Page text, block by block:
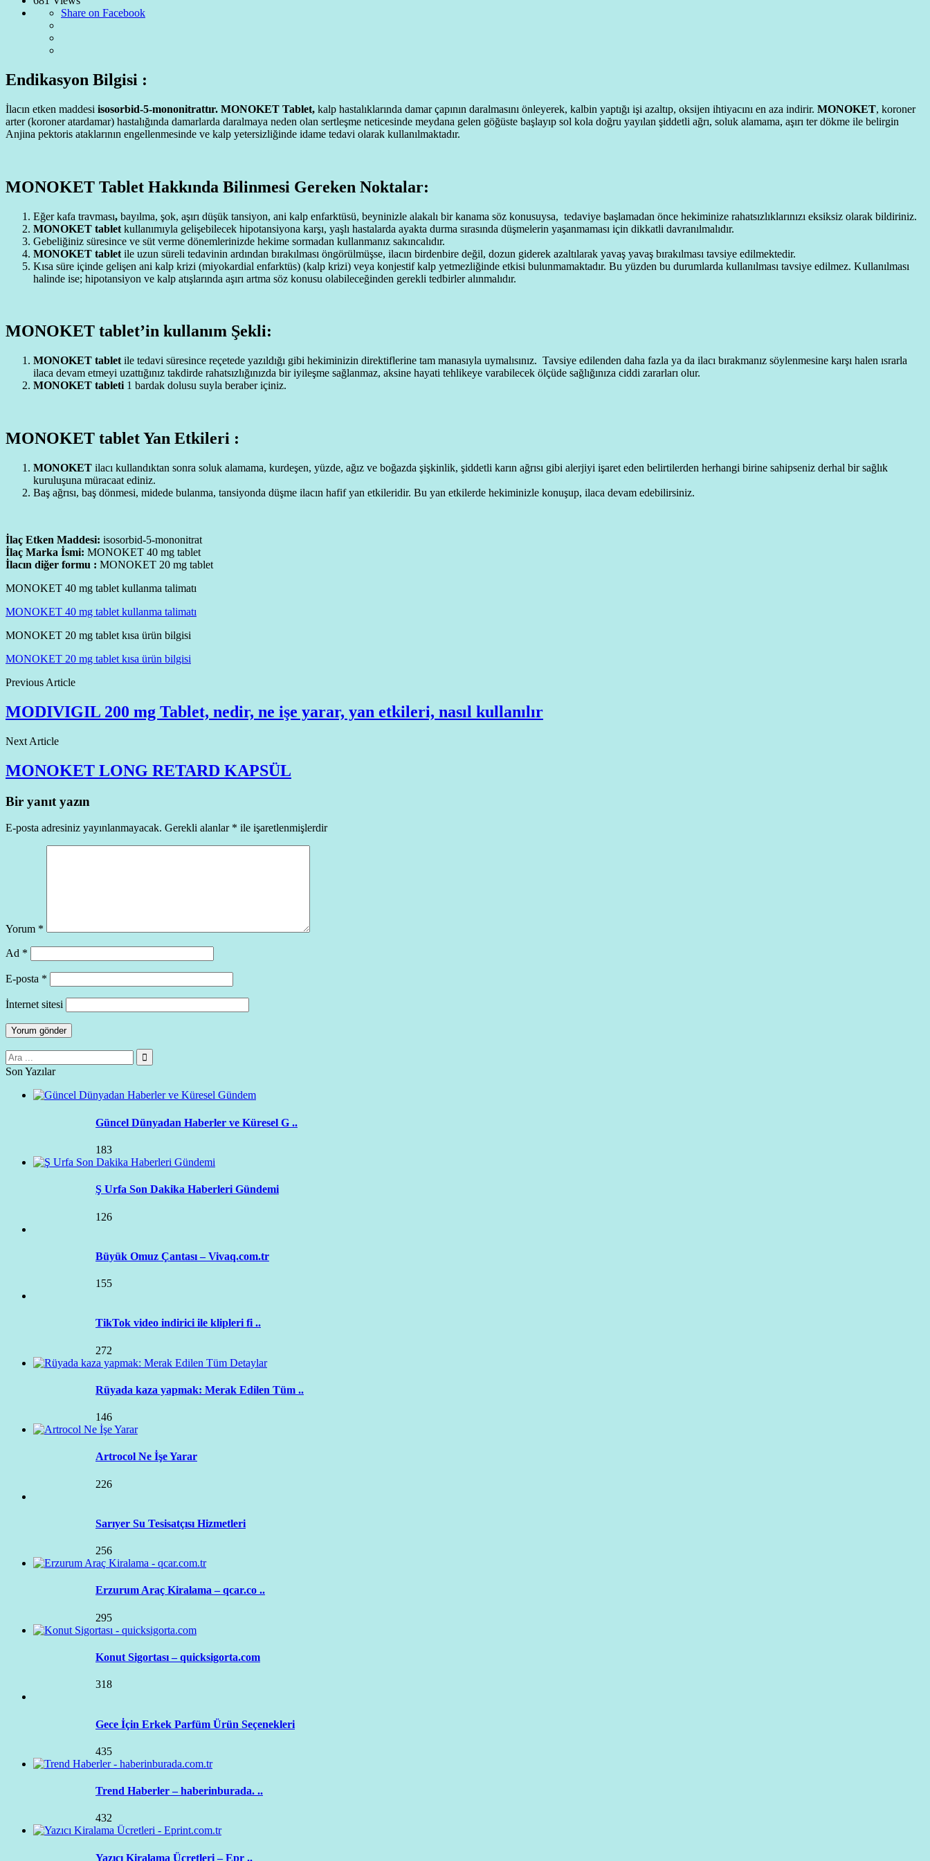
Share on Facebook
Endikasyon Bilgisi :
İlacın etken maddesi isosorbid-5-mononitrattır. MONOKET Tablet, kalp hastalıklarında damar çapının daralmasını önleyerek, kalbin yaptığı işi azaltıp, oksijen ihtiyacını en aza indirir. MONOKET, koroner
arter (koroner atardamar) hastalığında damarlarda daralmaya neden olan sertleşme neticesinde meydana gelen göğüste başlayıp sol kola doğru yayılan şiddetli ağrı, soluk alamama, aşırı ter dökme ile belirgin
Anjina pektoris ataklarının engellenmesinde ve kalp yetersizliğinde idame tedavi olarak kullanılmaktadır.
MONOKET Tablet Hakkında Bilinmesi Gereken Noktalar:
Eğer kafa travması, bayılma, şok, aşırı düşük tansiyon, ani kalp enfarktüsü, beyninizle alakalı bir kanama söz konusuysa, tedaviye başlamadan önce hekiminize rahatsızlıklarınızı eksiksiz olarak bildiriniz.
MONOKET tablet kullanımıyla gelişebilecek hipotansiyona karşı, yaşlı hastalarda ayakta durma sırasında düşmelerin yaşanmaması için dikkatli davranılmalıdır.
Gebeliğiniz süresince ve süt verme dönemlerinizde hekime sormadan kullanmanız sakıncalıdır.
MONOKET tablet ile uzun süreli tedavinin ardından bırakılması öngörülmüşse, ilacın birdenbire değil, dozun giderek azaltılarak yavaş yavaş bırakılması tavsiye edilmektedir.
Kısa süre içinde gelişen ani kalp krizi (miyokardial enfarktüs) (kalp krizi) veya konjestif kalp yetmezliğinde etkisi bulunmamaktadır. Bu yüzden bu durumlarda kullanılması tavsiye edilmez. Kullanılması
halinde ise; hipotansiyon ve kalp atışlarında aşırı artma söz konusu olabileceğinden gerekli tedbirler alınmalıdır.
MONOKET tablet’in kullanım Şekli:
MONOKET tablet ile tedavi süresince reçetede yazıldığı gibi hekiminizin direktiflerine tam manasıyla uymalısınız. Tavsiye edilenden daha fazla ya da ilacı bırakmanız söylenmesine karşı halen ısrarla
ilaca devam etmeyi uzattığınız takdirde rahatsızlığınızda bir iyileşme sağlanmaz, aksine hayati tehlikeye varabilecek ölçüde sağlığınıza ciddi zararları olur.
MONOKET tableti 1 bardak dolusu suyla beraber içiniz.
MONOKET tablet Yan Etkileri :
MONOKET ilacı kullandıktan sonra soluk alamama, kurdeşen, yüzde, ağız ve boğazda şişkinlik, şiddetli karın ağrısı gibi alerjiyi işaret eden belirtilerden herhangi birine sahipseniz derhal bir sağlık
kuruluşuna müracaat ediniz.
Baş ağrısı, baş dönmesi, midede bulanma, tansiyonda düşme ilacın hafif yan etkileridir. Bu yan etkilerde hekiminizle konuşup, ilaca devam edebilirsiniz.
İlaç Etken Maddesi: isosorbid-5-mononitrat
İlaç Marka İsmi: MONOKET 40 mg tablet
İlacın diğer formu : MONOKET 20 mg tablet
MONOKET 40 mg tablet kullanma talimatı
MONOKET 40 mg tablet kullanma talimatı
MONOKET 20 mg tablet kısa ürün bilgisi
MONOKET 20 mg tablet kısa ürün bilgisi
Previous Article
MODIVIGIL 200 mg Tablet, nedir, ne işe yarar, yan etkileri, nasıl kullanılır
Next Article
MONOKET LONG RETARD KAPSÜL
Bir yanıt yazın
E-posta adresiniz yayınlanmayacak. Gerekli alanlar * ile işaretlenmişlerdir
Yorum *
Ad *
E-posta *
İnternet sitesi
Son Yazılar
Güncel Dünyadan Haberler ve Küresel G ..
183
Ş Urfa Son Dakika Haberleri Gündemi
126
Büyük Omuz Çantası – Vivaq.com.tr
155
TikTok video indirici ile klipleri fi ..
272
Rüyada kaza yapmak: Merak Edilen Tüm ..
146
Artrocol Ne İşe Yarar
226
Sarıyer Su Tesisatçısı Hizmetleri
256
Erzurum Araç Kiralama – qcar.co ..
295
Konut Sigortası – quicksigorta.com
318
Gece İçin Erkek Parfüm Ürün Seçenekleri
435
Trend Haberler – haberinburada. ..
432
Yazıcı Kiralama Ücretleri – Epr ..